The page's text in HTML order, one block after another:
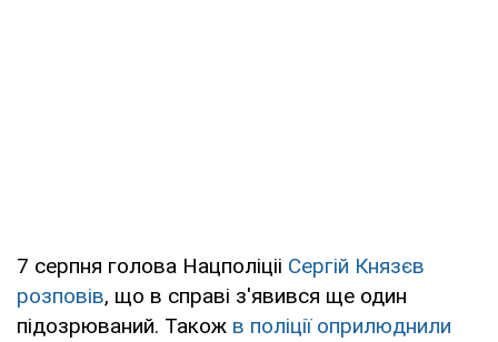
7 серпня голова Нацполіціі Сергій Князєв
розповів, що в справі з'явився ще один
підозрюваний. Також в поліції оприлюднили